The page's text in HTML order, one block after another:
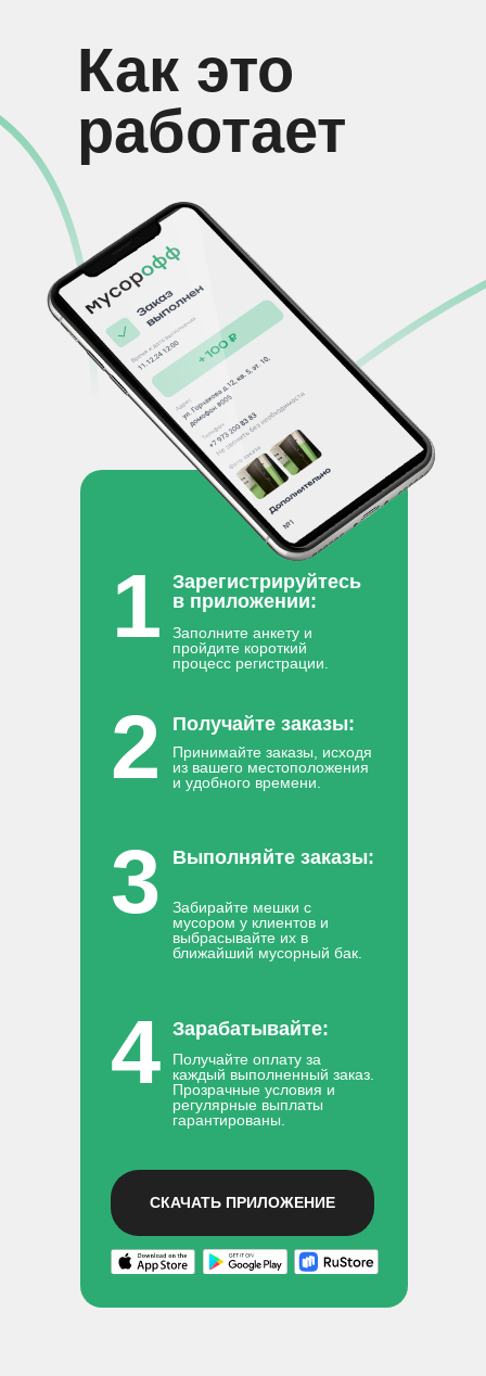
Зарегистрируйтесь
в приложении:
1
Заполните анкету и
пройдите короткий
процесс регистрации.
Получайте заказы:
2
Принимайте заказы, исходя
из вашего местоположения
и удобного времени.
Выполняйте заказы:
3
Забирайте мешки с
мусором у клиентов и
выбрасывайте их в
ближайший мусорный бак.
Зарабатывайте:
4
Получайте оплату за
каждый выполненный заказ.
Прозрачные условия и
регулярные выплаты
гарантированы.
СКАЧАТЬ ПРИЛОЖЕНИЕ
Как это
работает